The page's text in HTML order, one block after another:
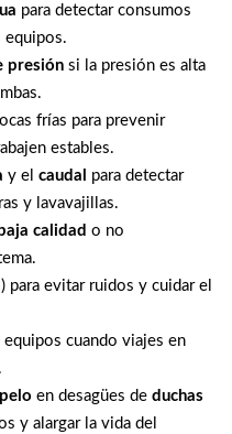
para detectar consumos
equipos.
presión si la presión es alta
frías para prevenir
estables.
y el caudal
para detectar
y lavavajillas.
calidad o no
para evitar ruidos y cuidar el
cuando viajes en
en desagües de duchas
y alargar la vida del